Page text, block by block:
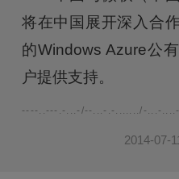
将在中国展开深入合
的Windows Azure公
户提供支持。
----..---.-...-/--...-.-......./-...-
2014-07-